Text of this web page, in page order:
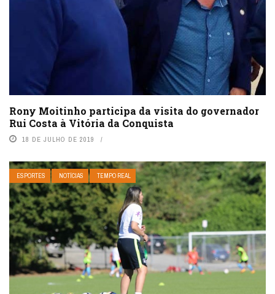
Rony Moitinho participa da visita do governador
Rui Costa à Vitória da Conquista
18 DE JULHO DE 2019
ESPORTES NOTÍCIAS TEMPO REAL